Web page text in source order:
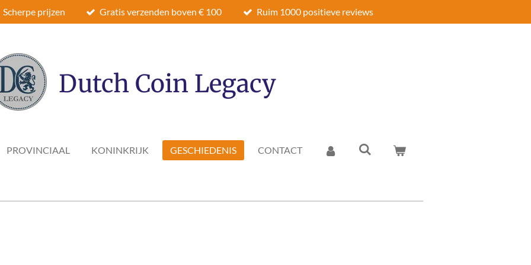
Scherpe prijzen Gratis verzenden boven € 100 Ruim 1000 positieve reviews
Dutch Coin Legacy
PROVINCIAAL KONINKRIJK GESCHIEDENIS CONTACT